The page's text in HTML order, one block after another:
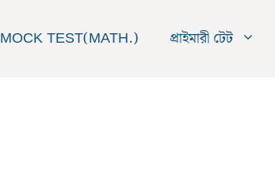
MOCK TEST(MATH.) প্রাইমারী টেট